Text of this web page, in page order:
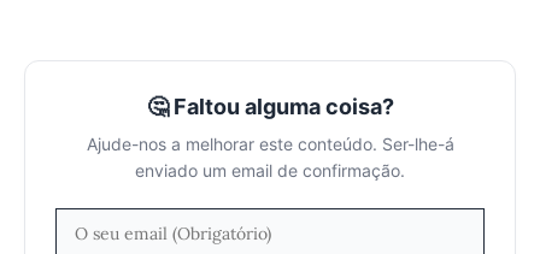
🤔 Faltou alguma coisa?
Ajude-nos a melhorar este conteúdo. Ser-lhe-á
enviado um email de confirmação.